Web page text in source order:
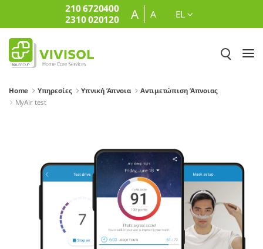
Skip to Main Content210 6720400
2310 020120
A A EL
Home Υπηρεσίες Υπνική Άπνοια
Αντιμετώπιση Άπνοιας
MyAir test